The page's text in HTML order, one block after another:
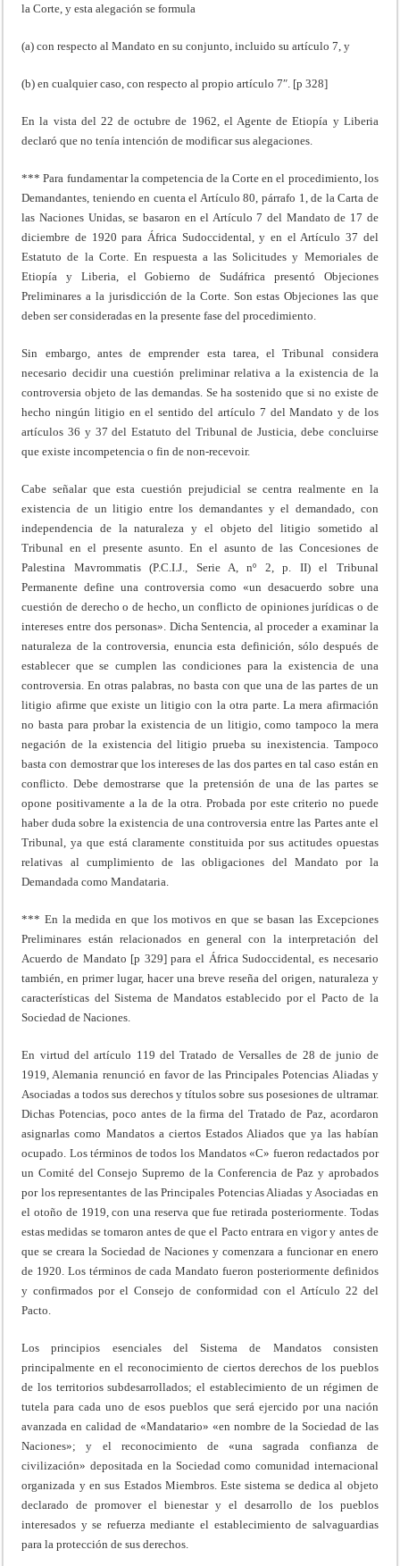
la Corte, y esta alegación se formula
(a) con respecto al Mandato en su conjunto, incluido su artículo 7, y
(b) en cualquier caso, con respecto al propio artículo 7″. [p 328]
En la vista del 22 de octubre de 1962, el Agente de Etiopía y Liberia
declaró que no tenía intención de modificar sus alegaciones.
*** Para fundamentar la competencia de la Corte en el procedimiento, los
Demandantes, teniendo en cuenta el Artículo 80, párrafo 1, de la Carta de
las Naciones Unidas, se basaron en el Artículo 7 del Mandato de 17 de
diciembre de 1920 para África Sudoccidental, y en el Artículo 37 del
Estatuto de la Corte. En respuesta a las Solicitudes y Memoriales de
Etiopía y Liberia, el Gobierno de Sudáfrica presentó Objeciones
Preliminares a la jurisdicción de la Corte. Son estas Objeciones las que
deben ser consideradas en la presente fase del procedimiento.
Sin embargo, antes de emprender esta tarea, el Tribunal considera
necesario decidir una cuestión preliminar relativa a la existencia de la
controversia objeto de las demandas. Se ha sostenido que si no existe de
hecho ningún litigio en el sentido del artículo 7 del Mandato y de los
artículos 36 y 37 del Estatuto del Tribunal de Justicia, debe concluirse
que existe incompetencia o fin de non-recevoir.
Cabe señalar que esta cuestión prejudicial se centra realmente en la
existencia de un litigio entre los demandantes y el demandado, con
independencia de la naturaleza y el objeto del litigio sometido al
Tribunal en el presente asunto. En el asunto de las Concesiones de
Palestina Mavrommatis (P.C.I.J., Serie A, nº 2, p. II) el Tribunal
Permanente define una controversia como «un desacuerdo sobre una
cuestión de derecho o de hecho, un conflicto de opiniones jurídicas o de
intereses entre dos personas». Dicha Sentencia, al proceder a examinar la
naturaleza de la controversia, enuncia esta definición, sólo después de
establecer que se cumplen las condiciones para la existencia de una
controversia. En otras palabras, no basta con que una de las partes de un
litigio afirme que existe un litigio con la otra parte. La mera afirmación
no basta para probar la existencia de un litigio, como tampoco la mera
negación de la existencia del litigio prueba su inexistencia. Tampoco
basta con demostrar que los intereses de las dos partes en tal caso están en
conflicto. Debe demostrarse que la pretensión de una de las partes se
opone positivamente a la de la otra. Probada por este criterio no puede
haber duda sobre la existencia de una controversia entre las Partes ante el
Tribunal, ya que está claramente constituida por sus actitudes opuestas
relativas al cumplimiento de las obligaciones del Mandato por la
Demandada como Mandataria.
*** En la medida en que los motivos en que se basan las Excepciones
Preliminares están relacionados en general con la interpretación del
Acuerdo de Mandato [p 329] para el África Sudoccidental, es necesario
también, en primer lugar, hacer una breve reseña del origen, naturaleza y
características del Sistema de Mandatos establecido por el Pacto de la
Sociedad de Naciones.
En virtud del artículo 119 del Tratado de Versalles de 28 de junio de
1919, Alemania renunció en favor de las Principales Potencias Aliadas y
Asociadas a todos sus derechos y títulos sobre sus posesiones de ultramar.
Dichas Potencias, poco antes de la firma del Tratado de Paz, acordaron
asignarlas como Mandatos a ciertos Estados Aliados que ya las habían
ocupado. Los términos de todos los Mandatos «C» fueron redactados por
un Comité del Consejo Supremo de la Conferencia de Paz y aprobados
por los representantes de las Principales Potencias Aliadas y Asociadas en
el otoño de 1919, con una reserva que fue retirada posteriormente. Todas
estas medidas se tomaron antes de que el Pacto entrara en vigor y antes de
que se creara la Sociedad de Naciones y comenzara a funcionar en enero
de 1920. Los términos de cada Mandato fueron posteriormente definidos
y confirmados por el Consejo de conformidad con el Artículo 22 del
Pacto.
Los principios esenciales del Sistema de Mandatos consisten
principalmente en el reconocimiento de ciertos derechos de los pueblos
de los territorios subdesarrollados; el establecimiento de un régimen de
tutela para cada uno de esos pueblos que será ejercido por una nación
avanzada en calidad de «Mandatario» «en nombre de la Sociedad de las
Naciones»; y el reconocimiento de «una sagrada confianza de
civilización» depositada en la Sociedad como comunidad internacional
organizada y en sus Estados Miembros. Este sistema se dedica al objeto
declarado de promover el bienestar y el desarrollo de los pueblos
interesados y se refuerza mediante el establecimiento de salvaguardias
para la protección de sus derechos.